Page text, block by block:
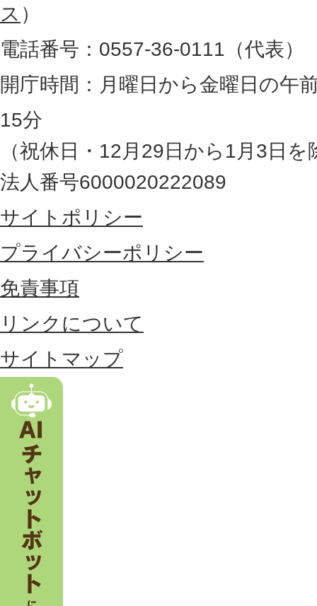
。
静
岡
県
の
最
東
部
に
置
す
る
市
。
ス ）
電話番号：0557-36-0111（代表）
開庁時間：月曜日から金曜日の午
15分
（祝休日・12月29日から1月3日を
法人番号6000020222089
サイトポリシー
プライバシーポリシー
免責事項
リンクについて
サイトマップ